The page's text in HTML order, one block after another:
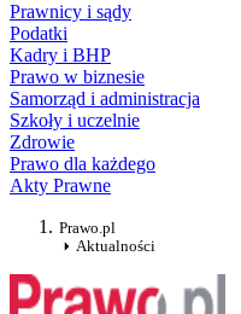
Prawnicy i sądy
Podatki
Kadry i BHP
Prawo w biznesie
Samorząd i administracja
Szkoły i uczelnie
Zdrowie
Prawo dla każdego
Akty Prawne
Prawo.pl
Aktualności